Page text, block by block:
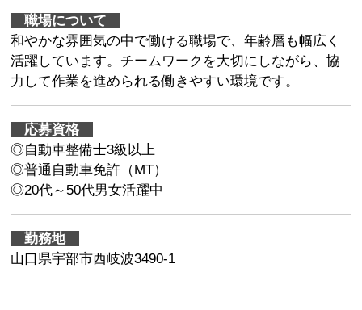
職場について
和やかな雰囲気の中で働ける職場で、年齢層も幅広く
活躍しています。チームワークを大切にしながら、協
力して作業を進められる働きやすい環境です。
応募資格
◎自動車整備士3級以上
◎普通自動車免許（MT）
◎20代～50代男女活躍中
勤務地
山口県宇部市西岐波3490-1